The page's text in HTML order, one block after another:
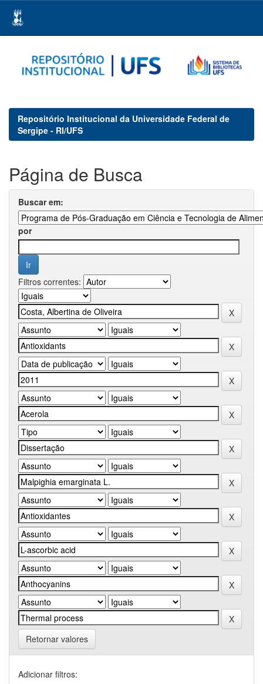
navigation
Repositório Institucional da Universidade Federal de
Sergipe - RI/UFS
Página de Busca
Buscar em:
por
Filtros correntes:
Retornar valores
Adicionar filtros: